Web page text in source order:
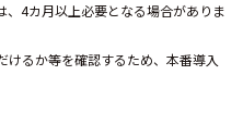
、4カ月以上必要となる場合がありま
けるか等を確認するため、本番導入